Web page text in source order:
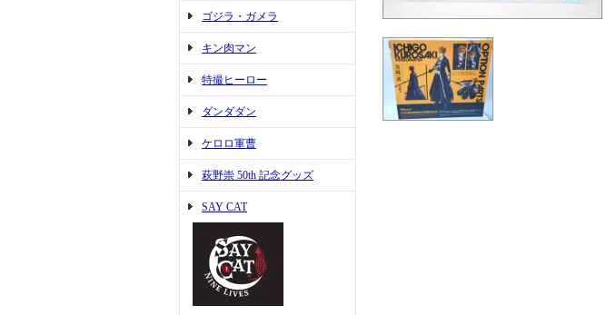
ゴジラ・ガメラ
キン肉マン
特撮ヒーロー
ダンダダン
ケロロ軍曹
萩野崇 50th 記念グッズ
SAY CAT